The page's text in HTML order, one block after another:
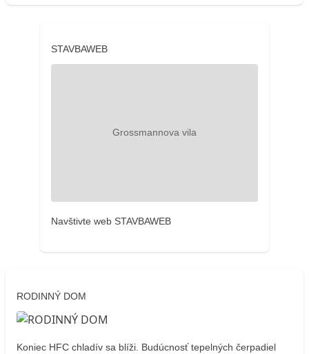
STAVBAWEB
Navštivte web STAVBAWEB
RODINNÝ DOM
Koniec HFC chladív sa blíži. Budúcnosť tepelných čerpadiel